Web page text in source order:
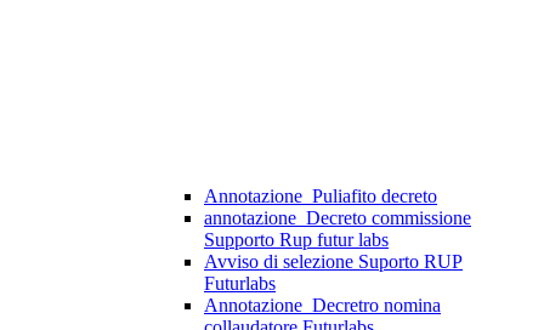
Annotazione_Puliafito decreto
annotazione_Decreto commissione
Supporto Rup futur labs
Avviso di selezione Suporto RUP
Futurlabs
Annotazione_Decretro nomina